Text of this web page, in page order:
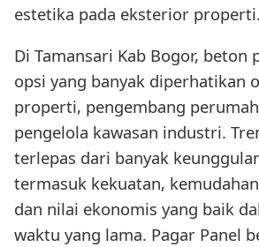
estetika pada eksterior properti.
Di Tamansari Kab Bogor, beton
opsi yang banyak diperhatikan
properti, pengembang
pengelola kawasan industri.
terlepas dari banyak
termasuk kekuatan,
dan nilai ekonomis yang baik
waktu yang lama. Pagar Panel